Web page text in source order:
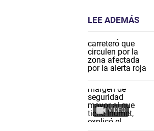
LEE ADEMÁS
VIDEO